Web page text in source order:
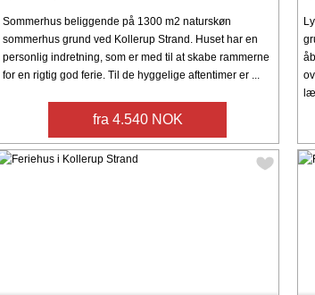
Sommerhus beliggende på 1300 m2 naturskøn
sommerhus grund ved Kollerup Strand. Huset har en
personlig indretning, som er med til at skabe rammerne
for en rigtig god ferie. Til de hyggelige aftentimer er ...
fra 4.540 NOK